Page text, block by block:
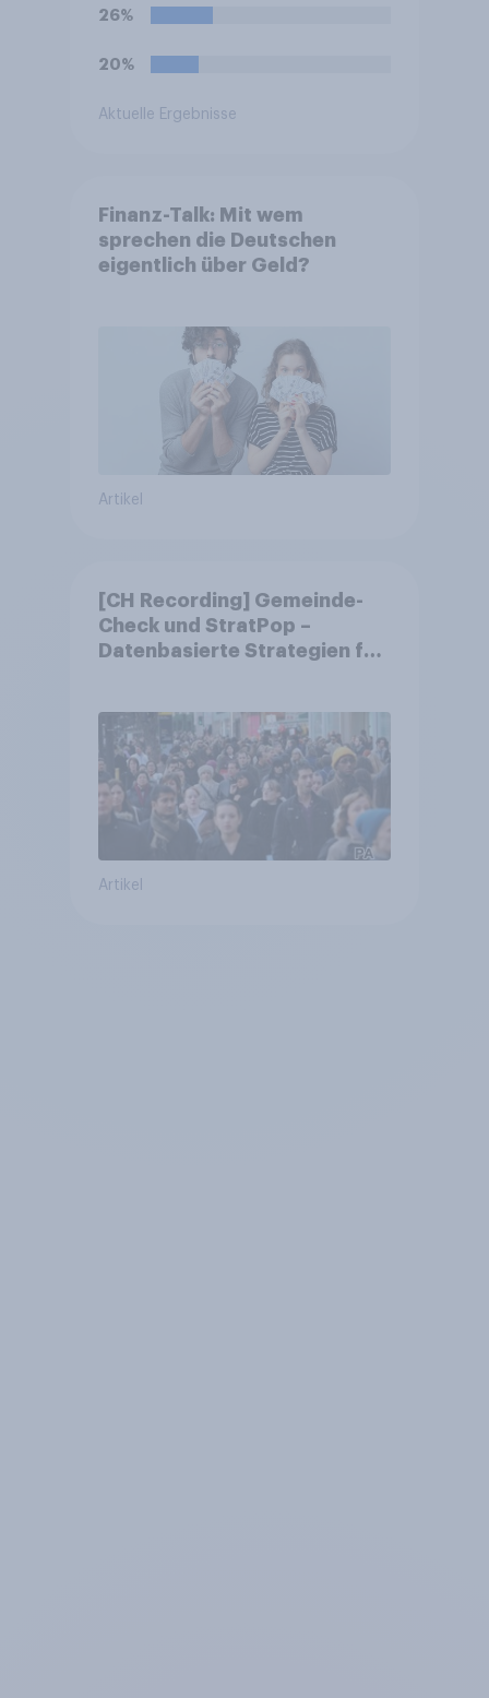
26%
20%
Aktuelle Ergebnisse
Finanz-Talk: Mit wem
sprechen die Deutschen
eigentlich über Geld?
Artikel
[CH Recording] Gemeinde-
Check und StratPop –
Datenbasierte Strategien für
Artikel